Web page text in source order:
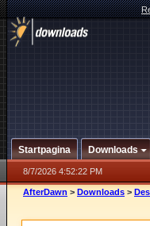
Startpagina Downloads
8/7/2026 4:52:22 PM
AfterDawn > Downloads >